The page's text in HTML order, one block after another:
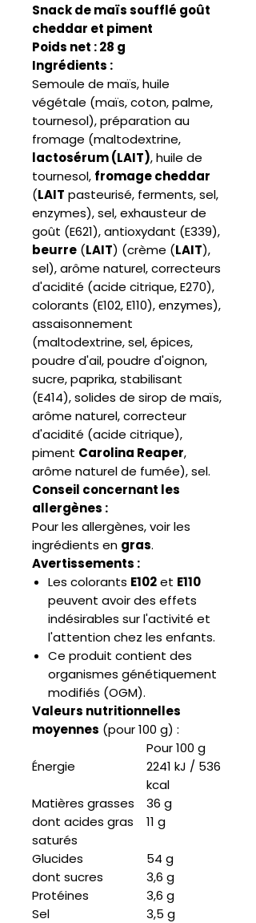
Snack de maïs soufflé goût
cheddar et piment
Poids net : 28 g
Ingrédients :
Semoule de maïs, huile
végétale (maïs, coton, palme,
tournesol), préparation au
fromage (maltodextrine,
lactosérum (LAIT), huile de
tournesol, fromage cheddar
(LAIT pasteurisé, ferments, sel,
enzymes), sel, exhausteur de
goût (E621), antioxydant (E339),
beurre (LAIT) (crème (LAIT),
sel), arôme naturel, correcteurs
d'acidité (acide citrique, E270),
colorants (E102, E110), enzymes),
assaisonnement
(maltodextrine, sel, épices,
poudre d'ail, poudre d'oignon,
sucre, paprika, stabilisant
(E414), solides de sirop de maïs,
arôme naturel, correcteur
d'acidité (acide citrique),
piment Carolina Reaper,
arôme naturel de fumée), sel.
Conseil concernant les
allergènes :
Pour les allergènes, voir les
ingrédients en gras.
Avertissements :
Les colorants E102et E110
peuvent avoir des effets
indésirables sur l'activité et
l'attention chez les enfants.
Ce produit contient des
organismes génétiquement
modifiés (OGM).
Valeurs nutritionnelles
moyennes (pour 100 g) :
Pour 100 g
Énergie
2241 kJ / 536
kcal
Matières grasses
36 g
dont acides gras
saturés
11 g
Glucides
54 g
dont sucres
3,6 g
Protéines
3,6 g
Sel
3,5 g